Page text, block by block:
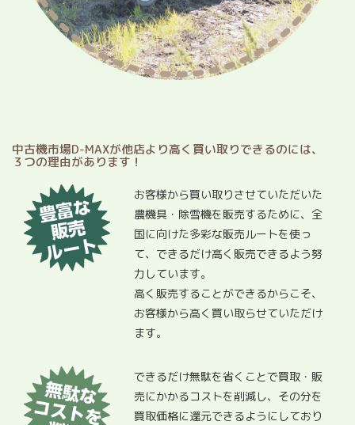
中古機市場D-MAXが他店より高く買い取りできるのには、
３つの理由があります！
お客様から買い取りさせていただいた
農機具・除雪機を販売するために、全
国に向けた多彩な販売ルートを使っ
て、できるだけ高く販売できるよう努
力しています。
高く販売することができるからこそ、
お客様から高く買い取らせていただけ
ます。
できるだけ無駄を省くことで買取・販
売にかかるコストを削減し、その分を
買取価格に還元できるようにしており